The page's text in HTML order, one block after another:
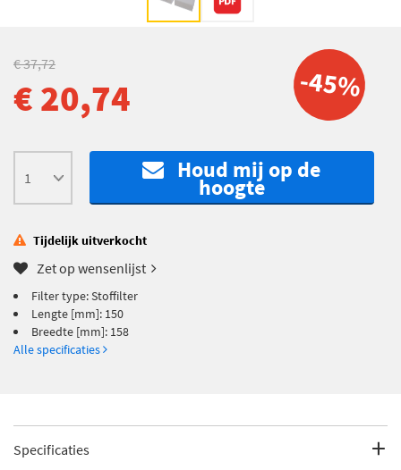
-45%
€ 37,72
€ 20,74
Houd mij op de
hoogte
Tijdelijk uitverkocht
Zet op wensenlijst
Filter type: Stoffilter
Lengte [mm]: 150
Breedte [mm]: 158
Alle specificaties
Specificaties